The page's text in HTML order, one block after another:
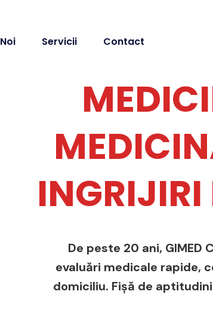
Servicii Contact
De peste 20 ani,
evaluări medicale rapide,
domiciliu. Fișă de